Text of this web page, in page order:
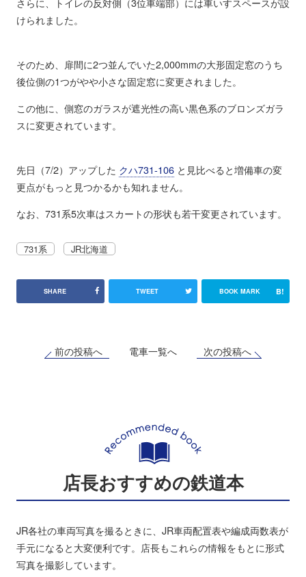
けられました。
そのため、扉間に2つ並んでいた2,000mmの大形固定窓のうち
後位側の1つがやや小さな固定窓に変更されました。
この他に、側窓のガラスが遮光性の高い黒色系のブロンズガラ
スに変更されています。
先日（7/2）アップした クハ731-106と見比べると増備車の変
更点がもっと見つかるかも知れません。
なお、731系5次車はスカートの形状も若干変更されています。
731系 JR北海道
SHARE TWEET BOOK MARK B!
前の投稿へ 電車一覧へ 次の投稿へ
店長おすすめの鉄道本
JR各社の車両写真を撮るときに、JR車両配置表や編成両数表が
手元になると大変便利です。店長もこれらの情報をもとに形式
写真を撮影しています。